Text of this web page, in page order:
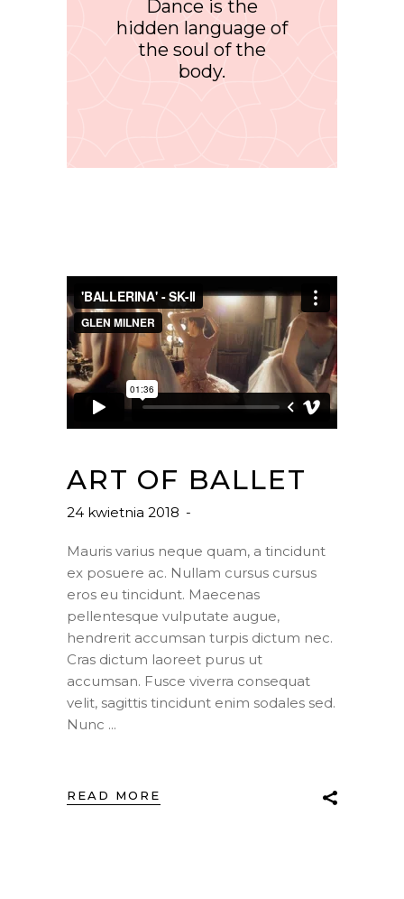
Dance is the
hidden language of
the soul of the
body.
ART OF BALLET
24 kwietnia 2018
Mauris varius neque quam, a tincidunt
ex posuere ac. Nullam cursus cursus
eros eu tincidunt. Maecenas
pellentesque vulputate augue,
hendrerit accumsan turpis dictum nec.
Cras dictum laoreet purus ut
accumsan. Fusce viverra consequat
velit, sagittis tincidunt enim sodales sed.
Nunc
READ MORE